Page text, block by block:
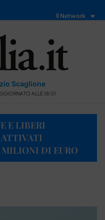
Il Network
Scaglione
ALLE 18:01
E LIBERI
MILIONI DI EURO